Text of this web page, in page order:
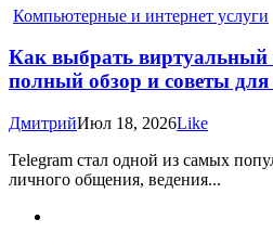
Компьютерные и интернет услуги
Как выбрать виртуальный
полный обзор и советы для
ДмитрийИюл 18, 2026Like
Telegram стал одной из самых
личного общения, ведения...